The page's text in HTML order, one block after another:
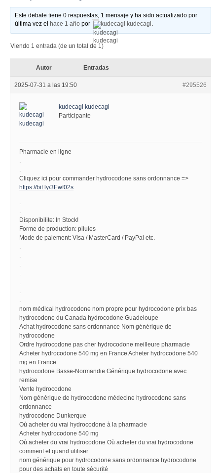
Este debate tiene 0 respuestas, 1 mensaje y ha sido actualizado por
última vez el
hace 1 año por kudecagi kudecagi.
Viendo 1 entrada (de un total de 1)
Autor Entradas
2025-07-31 a las 19:50 #295526
kudecagi kudecagi
Participante
Pharmacie en ligne
.
.
Cliquez ici pour commander hydrocodone sans ordonnance =>
https://bit.ly/3Ewf02s
.
.
Disponibilite: In Stock!
Forme de production: pilules
Mode de paiement: Visa / MasterCard / PayPal etc.
.
.
.
.
.
.
.
nom médical hydrocodone nom propre pour hydrocodone prix bas
hydrocodone du Canada hydrocodone Guadeloupe
Achat hydrocodone sans ordonnance Nom générique de
hydrocodone
Ordre hydrocodone pas cher hydrocodone meilleure pharmacie
Acheter hydrocodone 540 mg en France Acheter hydrocodone 540
mg en France
hydrocodone Basse-Normandie Générique hydrocodone avec
remise
Vente hydrocodone
Nom générique de hydrocodone médecine hydrocodone sans
ordonnance
hydrocodone Dunkerque
Où acheter du vrai hydrocodone à la pharmacie
Acheter hydrocodone 540 mg
Où acheter du vrai hydrocodone Où acheter du vrai hydrocodone
comment et quand utiliser
nom générique pour hydrocodone sans ordonnance hydrocodone
pour des achats en toute sécurité